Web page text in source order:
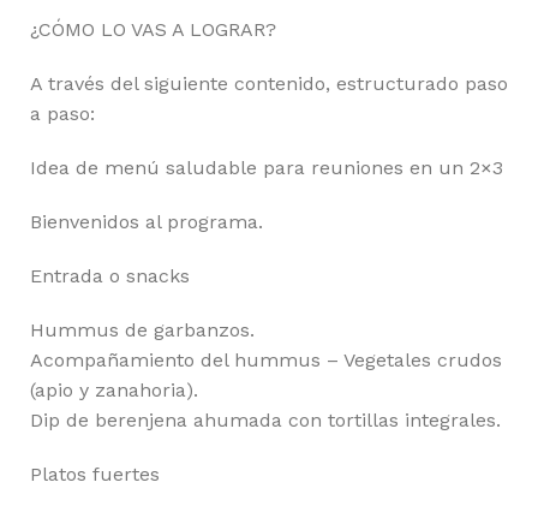
¿CÓMO LO VAS A LOGRAR?
A través del siguiente contenido, estructurado paso
a paso:
Idea de menú saludable para reuniones en un 2×3
Bienvenidos al programa.
Entrada o snacks
Hummus de garbanzos.
Acompañamiento del hummus – Vegetales crudos
(apio y zanahoria).
Dip de berenjena ahumada con tortillas integrales.
Platos fuertes